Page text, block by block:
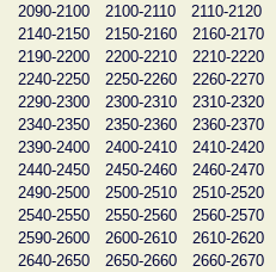
2090-2100
2100-2110 2110-2120
2140-2150
2150-2160 2160-2170
2190-2200
2200-2210 2210-2220
2240-2250
2250-2260 2260-2270
2290-2300
2300-2310 2310-2320
2340-2350
2350-2360 2360-2370
2390-2400
2400-2410 2410-2420
2440-2450
2450-2460 2460-2470
2490-2500
2500-2510 2510-2520
2540-2550
2550-2560 2560-2570
2590-2600
2600-2610 2610-2620
2640-2650
2650-2660 2660-2670